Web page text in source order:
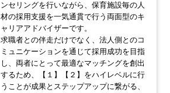
ンセリングを行いながら、保育施設毎の人
材の採用支援を一気通貫で行う両面型のキ
ャリアアドバイザーです。
求職者との伴走だけでなく、法人側とのコ
ミュニケーションを通じて採用成功を目指
し、両者にとって最適なマッチングを創出
するため、【１】【２】をハイレベルに行
うことが成果とステップアップに繋がる、